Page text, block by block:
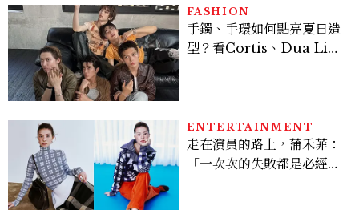
FASHION
手鐲、手環如何點亮夏日造
型？看Cortis、Dua Lip
ENTERTAINMENT
走在演員的路上，蒲禾菲：
「一次次的失敗都是必經過